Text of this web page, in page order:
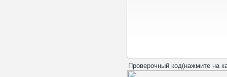
Проверочный код(нажмите на